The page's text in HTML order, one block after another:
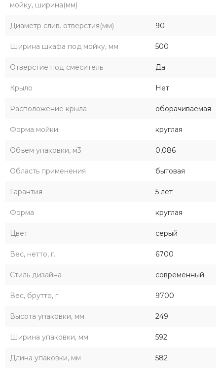
мойку, ширина(мм)
Диаметр слив. отверстия(мм) 90
Ширина шкафа под мойку, мм 500
Отверстие под смеситель Да
Крыло Нет
Расположение крыла оборачиваемая
Форма мойки круглая
Объем упаковки, м3 0,086
Область применения бытовая
Гарантия 5 лет
Форма круглая
Цвет серый
Вес, нетто, г. 6700
Стиль дизайна современный
Вес, брутто, г. 9700
Высота упаковки, мм 249
Ширина упаковки, мм 592
Длина упаковки, мм 582